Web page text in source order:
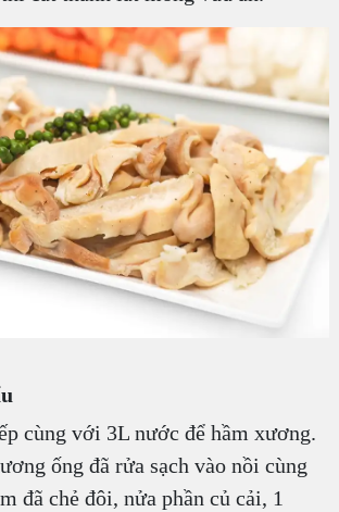
cùng với 3L nước để hầm xương.
ống đã rửa sạch vào nồi cùng
đã chẻ đôi, nửa phần củ cải, 1